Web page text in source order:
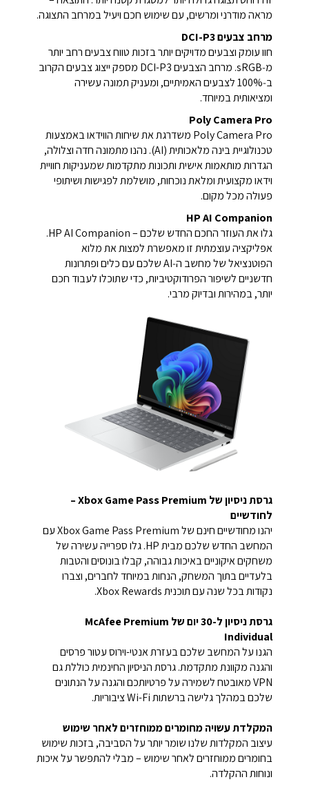
מראה מודרני ומרשים, עם שימוש חכם ויעיל במרחב התצוגה.
מרחב צבעים DCI-P3
חוו עומק וצבעים מדויקים יותר בזכות טווח צבעים רחב יותר
מ‑sRGB. מרחב הצבעים DCI-P3 מספק ייצוג צבעים הקרוב
ב‑100% לצבעים האמיתיים, ומעניק תמונה עשירה
ומציאותית במיוחד.
Poly Camera Pro
Poly Camera Pro משדרגת את שיחות הווידאו באמצעות
טכנולוגיית בינה מלאכותית (AI). נהנו מתמונה חדה וצלולה,
הגדרות מותאמות אישית ותכונות מתקדמות שמעניקות חוויית
וידאו מקצועית ומלאת נוכחות, מושלמת לפגישות ושיתופי
פעולה מכל מקום.
HP AI Companion
גלו את העוזר החכם החדש שלכם – HP AI Companion.
אפליקציה עוצמתית זו מאפשרת למצות את מלוא
הפוטנציאל של מחשב ה‑AI שלכם עם כלים ופתרונות
חדשניים לשיפור הפרודוקטיביות, כדי שתוכלו לעבוד חכם
יותר, במהירות ובדיוק מרבי.
גרסת ניסיון של Xbox Game Pass Premium –
לחודשיים
יהנו מחודשיים חינם של Xbox Game Pass Premium עם
המחשב החדש שלכם מבית HP. גלו ספרייה עשירה של
משחקים איקוניים באיכות גבוהה, קבלו בונוסים והטבות
בלעדיים בתוך המשחק, הנחות במיוחד לחברים, וצברו
נקודות בכל שנה עם תוכנית Xbox Rewards.
גרסת ניסיון ל-30 יום של McAfee Premium
Individual
הגנו על המחשב שלכם בעזרת אנטי-וירוס עטור פרסים
והגנה מקוונת מתקדמת. גרסת הניסיון החינמית כוללת גם
VPN מאובטח לשמירה על פרטיותכם והגנה על הנתונים
שלכם במהלך גלישה ברשתות Wi-Fi ציבוריות.
המקלדת עשויה מחומרים ממוחזרים לאחר שימוש
עיצוב המקלדות שלנו שומר יותר על הסביבה, בזכות שימוש
בחומרים ממוחזרים לאחר שימוש – מבלי להתפשר על איכות
ונוחות ההקלדה.